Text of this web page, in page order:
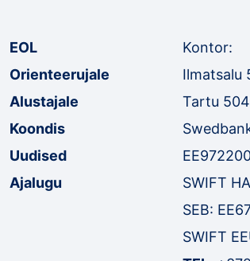
EOL
Orienteerujale
Alustajale
Koondis
Uudised
Ajalugu
Kontor:
Ilmatsalu
Tartu
SWIFT
SEB:
SWIFT